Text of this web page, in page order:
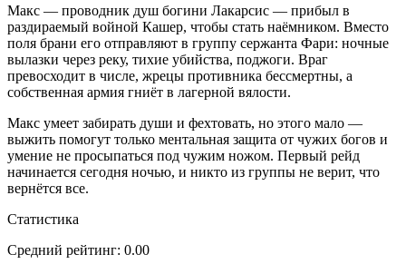
Макс — проводник душ богини Лакарсис — прибыл в
раздираемый войной Кашер, чтобы стать наёмником. Вместо
поля брани его отправляют в группу сержанта Фари: ночные
вылазки через реку, тихие убийства, поджоги. Враг
превосходит в числе, жрецы противника бессмертны, а
собственная армия гниёт в лагерной вялости.
Макс умеет забирать души и фехтовать, но этого мало —
выжить помогут только ментальная защита от чужих богов и
умение не просыпаться под чужим ножом. Первый рейд
начинается сегодня ночью, и никто из группы не верит, что
вернётся все.
Статистика
Средний рейтинг: 0.00